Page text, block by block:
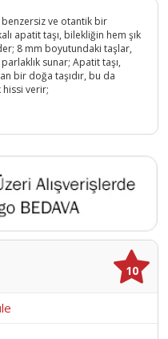
benzersiz ve otantik bir
apatit taşı, bilekliğin hem şık
8 mm boyutundaki taşlar,
sunar; Apatit taşı,
bir doğa taşıdır, bu da
hissi verir;
10